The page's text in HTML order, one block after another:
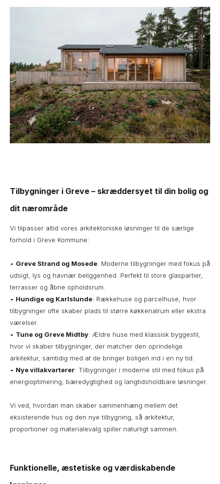
Tilbygninger i Greve – skræddersyet til din bolig og
dit nærområde
Vi tilpasser altid vores arkitektoniske løsninger til de særlige
forhold i Greve Kommune:
• Greve Strand og Mosede: Moderne tilbygninger med fokus på
udsigt, lys og havnær beliggenhed. Perfekt til store glaspartier,
terrasser og åbne opholdsrum.
• Hundige og Karlslunde: Rækkehuse og parcelhuse, hvor
tilbygninger ofte skaber plads til større køkkenalrum eller ekstra
værelser.
• Tune og Greve Midtby: Ældre huse med klassisk byggestil,
hvor vi skaber tilbygninger, der matcher den oprindelige
arkitektur, samtidig med at de bringer boligen ind i en ny tid.
• Nye villakvarterer: Tilbygninger i moderne stil med fokus på
energioptimering, bæredygtighed og langtidsholdbare løsninger.
Vi ved, hvordan man skaber sammenhæng mellem det
eksisterende hus og den nye tilbygning, så arkitektur,
proportioner og materialevalg spiller naturligt sammen.
Funktionelle, æstetiske og værdiskabende